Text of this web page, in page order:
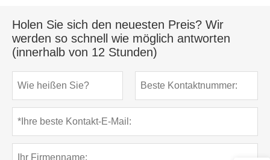
Holen Sie sich den neuesten Preis? Wir
werden so schnell wie möglich antworten
(innerhalb von 12 Stunden)